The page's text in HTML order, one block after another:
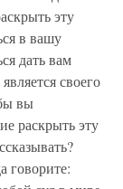
эту
в вашу
дать вам
своего
вы
раскрыть эту
говорите: